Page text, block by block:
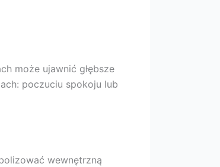
może ujawnić głębsze
poczuciu spokoju lub
wewnętrzną